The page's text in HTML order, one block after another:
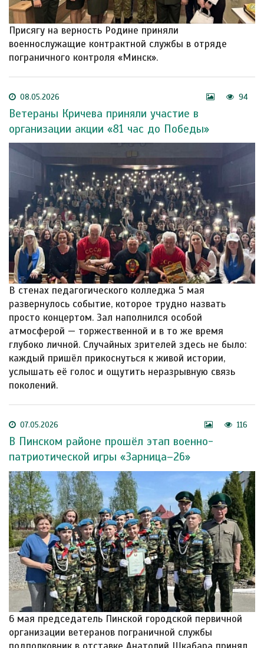
Присягу на верность Родине приняли
военнослужащие контрактной службы в отряде
пограничного контроля «Минск».
08.05.2026 94
Ветераны Кричева приняли участие в
организации акции «81 час до Победы»
В стенах педагогического колледжа 5 мая
развернулось событие, которое трудно назвать
просто концертом. Зал наполнился особой
атмосферой — торжественной и в то же время
глубоко личной. Случайных зрителей здесь не было:
каждый пришёл прикоснуться к живой истории,
услышать её голос и ощутить неразрывную связь
поколений.
07.05.2026 116
В Пинском районе прошёл этап военно-
патриотической игры «Зарница–26»
6 мая председатель Пинской городской первичной
организации ветеранов пограничной службы